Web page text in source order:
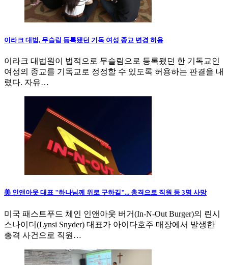
이라크 대법, 무슬림 등록됐던 기독 여성 종교 변경 허용
이라크 대법원이 법적으로 무슬림으로 등록됐던 한 기독교인
여성의 종교를 기독교로 정정할 수 있도록 허용하는 판결을 내
렸다. 자유…
美 인앤아웃 대표 "하나님께 위로 구하길"... 총격으로 직원 등 3명 사망
미국 패스트푸드 체인 인앤아웃 버거(In-N-Out Burger)의 린시
스나이더(Lynsi Snyder) 대표가 아이다호주 매장에서 발생한
총격 사건으로 직원…